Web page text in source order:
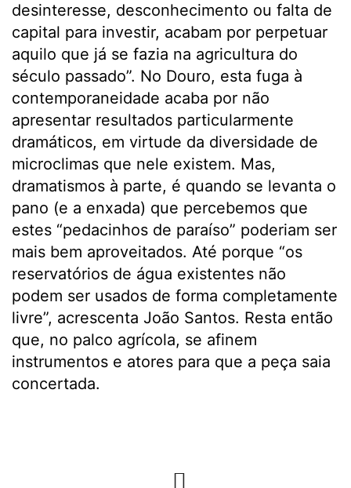
desinteresse, desconhecimento ou falta de
capital para investir, acabam por perpetuar
aquilo que já se fazia na agricultura do
século passado”. No Douro, esta fuga à
contemporaneidade acaba por não
apresentar resultados particularmente
dramáticos, em virtude da diversidade de
microclimas que nele existem. Mas,
dramatismos à parte, é quando se levanta o
pano (e a enxada) que percebemos que
estes “pedacinhos de paraíso” poderiam ser
mais bem aproveitados. Até porque “os
reservatórios de água existentes não
podem ser usados de forma completamente
livre”, acrescenta João Santos. Resta então
que, no palco agrícola, se afinem
instrumentos e atores para que a peça saia
concertada.